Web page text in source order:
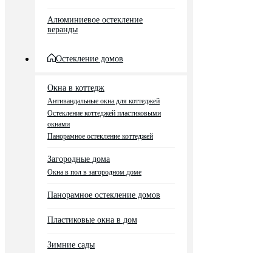
Алюминиевое остекление
веранды
Остекление домов
Окна в коттедж
Антивандальные окна для коттеджей
Остекление коттеджей пластиковыми
окнами
Панорамное остекление коттеджей
Загородные дома
Окна в пол в загородном доме
Панорамное остекление домов
Пластиковые окна в дом
Зимние сады